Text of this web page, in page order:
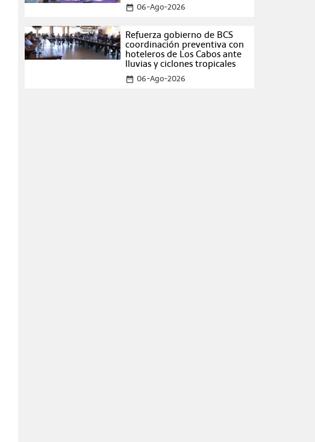
date_range 06-Ago-2026
Refuerza gobierno de BCS
coordinación preventiva con
hoteleros de Los Cabos ante
lluvias y ciclones tropicales
date_range 06-Ago-2026